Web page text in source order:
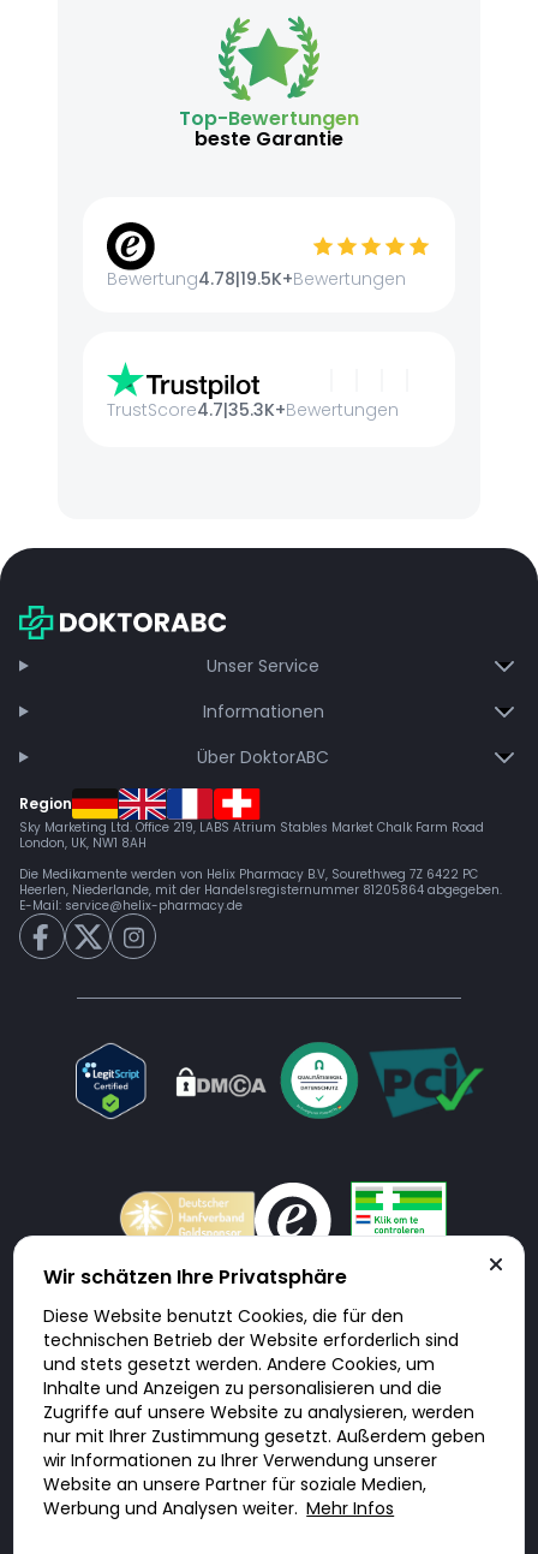
Top-Bewertungen
beste Garantie
Bewertung4.78|19.5K+Bewertungen
TrustScore4.7|35.3K+Bewertungen
Unser Service
Informationen
Über DoktorABC
Region
Sky Marketing Ltd. Office 219, LABS Atrium Stables Market Chalk Farm Road
London, UK, NW1 8AH
Die Medikamente werden von Helix Pharmacy B.V, Sourethweg 7Z 6422 PC
Heerlen, Niederlande, mit der Handelsregisternummer 81205864 abgegeben.
E-Mail: service@helix-pharmacy.de
Doktorabc.com ist eine Vermittlungsplattform. Doktorabc ist ausdrücklich
keine Internetapotheke. Doktorabc bietet keine Medikamente oder
sonstige Produkte an oder liefert diese. Jegliche Informationen zu
Produkten, Medikamenten und Preisen auf der Internetseite beinhalten
kein Angebot von Doktorabc an Sie. Für die Einhaltung der in Ihrem Land
geltenden Gesetze und sonstigen Rechtsvorschriften sind Sie als Nutzer
selbst verantwortlich. Die Nutzung unseres Services auf Doktorabc durch
Sie erfolgt auf eigenes Risiko und in eigener Verantwortung. Sie erklären,
diese Internetseite aus eigener Initiative zu besuchen und zu nutzen.
Wir schätzen Ihre Privatsphäre
Diese Website benutzt Cookies, die für den
technischen Betrieb der Website erforderlich sind
und stets gesetzt werden. Andere Cookies, um
Inhalte und Anzeigen zu personalisieren und die
Zugriffe auf unsere Website zu analysieren, werden
nur mit Ihrer Zustimmung gesetzt. Außerdem geben
wir Informationen zu Ihrer Verwendung unserer
Website an unsere Partner für soziale Medien,
Werbung und Analysen weiter. Mehr Infos